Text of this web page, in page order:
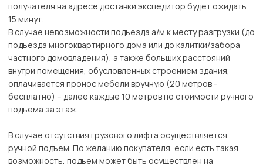
получателя на адресе доставки экспедитор будет ожидать
15 минут.
В случае невозможности подъезда а/м к месту разгрузки (до
подъезда многоквартирного дома или до калитки/забора
частного домовладения), а также больших расстояний
внутри помещения, обусловленных строением здания,
оплачивается пронос мебели вручную (20 метров -
бесплатно) – далее каждые 10 метров по стоимости ручного
подъема за этаж.
В случае отсутствия грузового лифта осуществляется
ручной подъем. По желанию покупателя, если есть такая
возможность, подъем может быть осуществлен на